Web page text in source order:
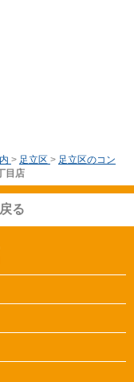
> 足立区 > 足立区のコン
目店
る